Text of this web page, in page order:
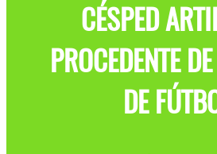
CÉSPED
PROCEDENTE
DE